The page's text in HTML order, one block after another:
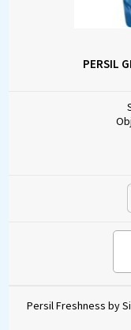
PERSIL
Persil Freshness by